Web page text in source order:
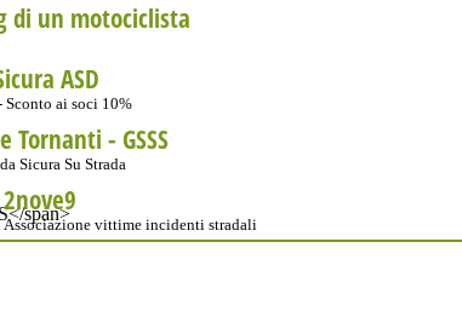
di un motociclista
ASD
Sconto ai soci 10%
Tornanti - GSSS
Sicura Su Strada
2nove9
Associazione vittime incidenti stradali